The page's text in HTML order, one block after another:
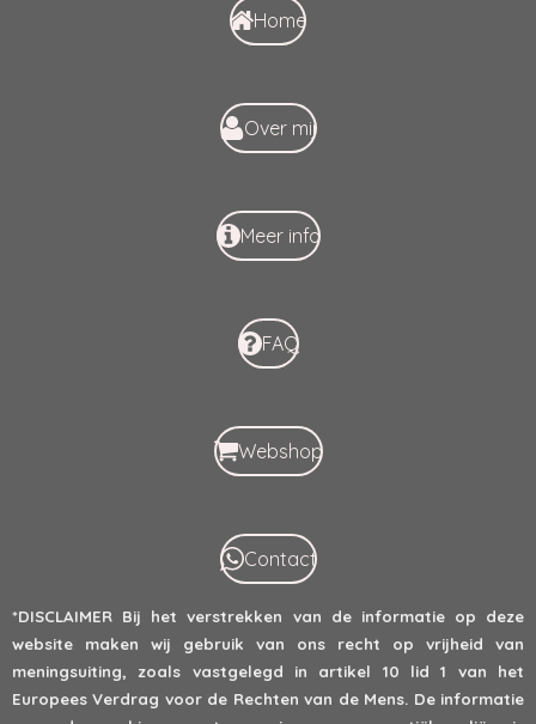
Home
Over mij
Meer info
FAQ
Webshop
Contact
*DISCLAIMER Bij het verstrekken van de informatie op deze
website maken wij gebruik van ons recht op vrijheid van
meningsuiting, zoals vastgelegd in artikel 10 lid 1 van het
Europees Verdrag voor de Rechten van de Mens. De informatie